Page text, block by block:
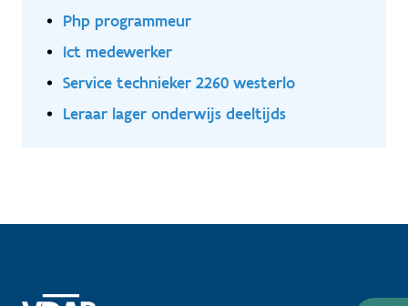
Php programmeur
Ict medewerker
Service technieker 2260 westerlo
Leraar lager onderwijs deeltijds